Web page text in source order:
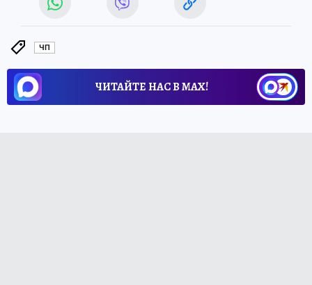
ЧП
ЧИТАЙТЕ НАС В МАХ!